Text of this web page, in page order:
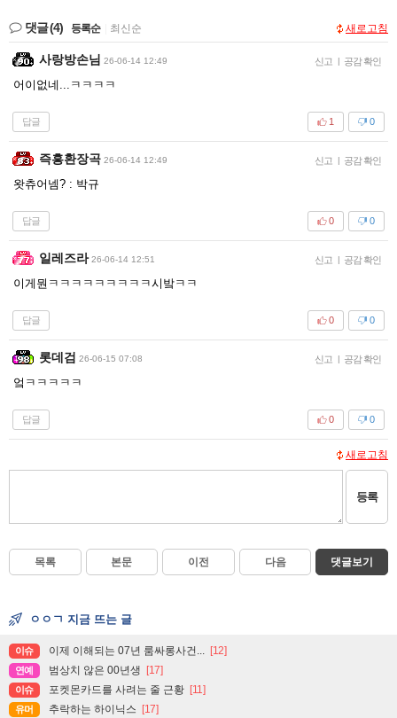
댓글(4) 등록순 최신순 새로고침
사랑방손님 26-06-14 12:49 신고 | 공감 확인
어이없네...ㅋㅋㅋㅋ
답글 0
1
즉흥환장곡 26-06-14 12:49 신고 | 공감 확인
왓츄어넴? : 박규
답글 0
0
일레즈라 26-06-14 12:51 신고 | 공감 확인
이게뭔ㅋㅋㅋㅋㅋㅋㅋㅋㅋ시밬ㅋㅋ
답글 0
0
롯데검 26-06-15 07:08 신고 | 공감 확인
엌ㅋㅋㅋㅋㅋ
답글 0
0
새로고침
등록
목록 본문 이전 다음 댓글보기
ㅇㅇㄱ 지금 뜨는 글
이슈 이제 이해되는 07년 룸싸롱사건... [12]
연예 범상치 않은 00년생 [17]
이슈 포켓몬카드를 사려는 줄 근황 [11]
유머 추락하는 하이닉스 [17]